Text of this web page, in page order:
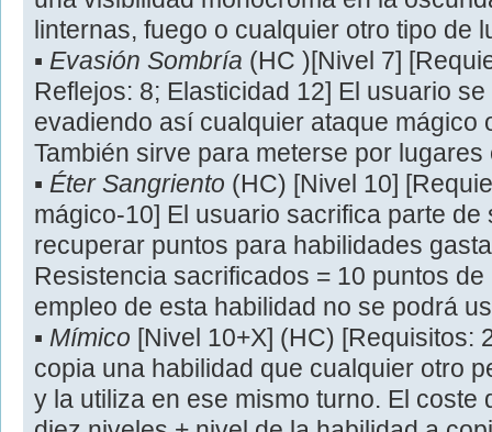
linternas, fuego o cualquier otro tipo de
▪ Evasión Sombría (HC )[Nivel 7]
Reflejos: 8; Elasticidad 12] El usuario
evadiendo así cualquier ataque mágico
También sirve para meterse por lugares
▪ Éter Sangriento (HC) [Nivel 10]
mágico-10] El usuario sacrifica parte
recuperar puntos para habilidades
Resistencia sacrificados = 10 puntos
empleo de esta habilidad no se podrá
▪ Mímico [Nivel 10+X] (HC) [Requisitos:
copia una habilidad que cualquier otro
y la utiliza en ese mismo turno. El coste